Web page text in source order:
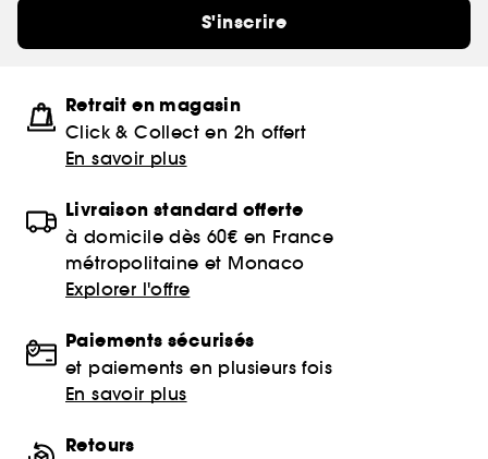
S'inscrire
Retrait en magasin
Click & Collect en 2h offert
En savoir plus
Livraison standard offerte
à domicile dès 60€ en France
métropolitaine et Monaco
Explorer l'offre
Paiements sécurisés
et paiements en plusieurs fois
En savoir plus
Retours